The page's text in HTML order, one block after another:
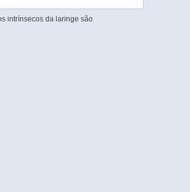
intrínsecos da laringe são